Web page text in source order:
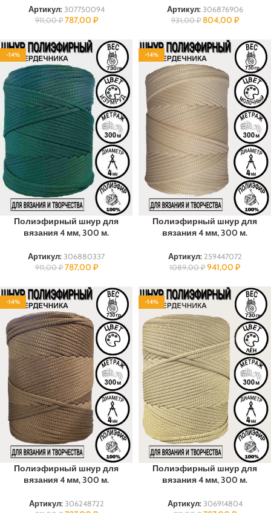
Артикул: 307750094
911,00₽ 787,00 ₽
Артикул: 306876906
931,00₽ 804,00 ₽
-14%
ПОЛИЭФИР
Полиэфирный шнур для
вязания 4 мм, 300 м.
Артикул: 306880337
911,00₽ 787,00 ₽
-14%
ПОЛИЭФИР
Полиэфирный шнур для
вязания 4 мм, 300 м.
Артикул: 259447072
1089,00₽ 941,00 ₽
-14%
ПОЛИЭФИР
Полиэфирный шнур для
вязания 4 мм, 300 м.
Артикул: 306248722
-14%
ПОЛИЭФИР
Полиэфирный шнур для
вязания 4 мм, 300 м.
Артикул: 306914804